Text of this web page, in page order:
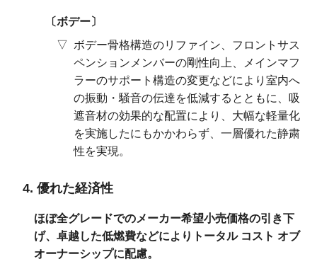
ボデー
ボデー骨格構造のリファイン、フロントサス
ペンションメンバーの剛性向上、メインマフ
ラーのサポート構造の変更などにより室内へ
の振動・騒音の伝達を低減するとともに、吸
遮音材の効果的な配置により、大幅な軽量化
を実施したにもかかわらず、一層優れた静粛
性を実現。
優れた経済性
ほぼ全グレードでのメーカー希望小売価格の引き下
げ、卓越した低燃費などによりトータル コスト オブ
オーナーシップに配慮。